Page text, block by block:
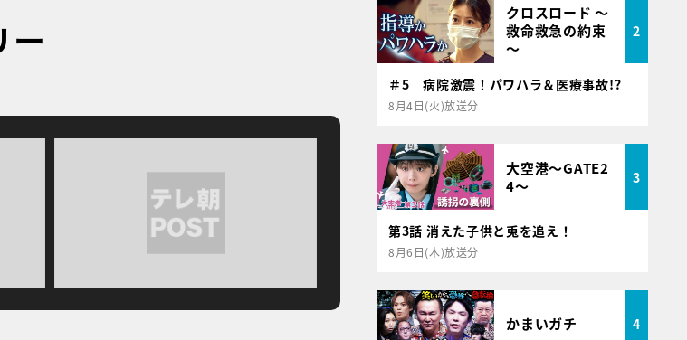
ー
クロスロード ～
救命救急の約束
～
2
＃5 病院激震！パワハラ＆医療事故!?
8月4日(火)放送分
大空港～GATE2
4～
3
第3話 消えた子供と兎を追え！
8月6日(木)放送分
かまいガチ 4